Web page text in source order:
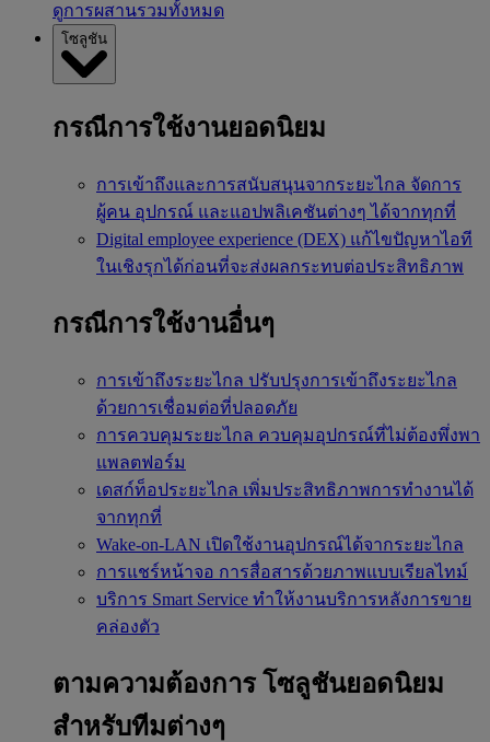
ดูการผสานรวมทั้งหมด
โซลูชัน
กรณีการใช้งานยอดนิยม
การเข้าถึงและการสนับสนุนจากระยะไกล จัดการ
ผู้คน อุปกรณ์ และแอปพลิเคชันต่างๆ ได้จากทุกที่
Digital employee experience (DEX) แก้ไขปัญหาไอที
ในเชิงรุกได้ก่อนที่จะส่งผลกระทบต่อประสิทธิภาพ
กรณีการใช้งานอื่นๆ
การเข้าถึงระยะไกล ปรับปรุงการเข้าถึงระยะไกล
ด้วยการเชื่อมต่อที่ปลอดภัย
การควบคุมระยะไกล ควบคุมอุปกรณ์ที่ไม่ต้องพึ่งพา
แพลตฟอร์ม
เดสก์ท็อประยะไกล เพิ่มประสิทธิภาพการทำงานได้
จากทุกที่
Wake-on-LAN เปิดใช้งานอุปกรณ์ได้จากระยะไกล
การแชร์หน้าจอ การสื่อสารด้วยภาพแบบเรียลไทม์
บริการ Smart Service ทำให้งานบริการหลังการขาย
คล่องตัว
ตามความต้องการ โซลูชันยอดนิยม
สำหรับทีมต่างๆ